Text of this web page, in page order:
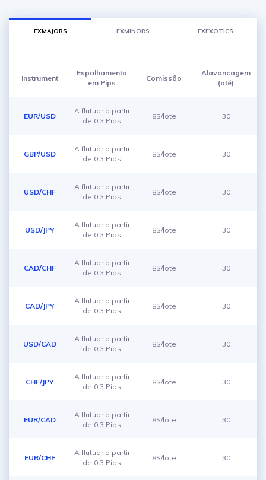
FXMAJORS FXMINORS FXEXOTICS
Instrument
Espalhamento
em Pips
Comissão
Alavancagem
(até)
EUR/USD
A flutuar a partir
de 0.3 Pips
8$/lote 30
GBP/USD
A flutuar a partir
de 0.3 Pips
8$/lote 30
USD/CHF
A flutuar a partir
de 0.3 Pips
8$/lote 30
USD/JPY
A flutuar a partir
de 0.3 Pips
8$/lote 30
CAD/CHF
A flutuar a partir
de 0.3 Pips
8$/lote 30
CAD/JPY
A flutuar a partir
de 0.3 Pips
8$/lote 30
USD/CAD
A flutuar a partir
de 0.3 Pips
8$/lote 30
CHF/JPY
A flutuar a partir
de 0.3 Pips
8$/lote 30
EUR/CAD
A flutuar a partir
de 0.3 Pips
8$/lote 30
EUR/CHF
A flutuar a partir
de 0.3 Pips
8$/lote 30